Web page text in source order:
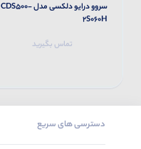
سروو درایو دلکسی مدل CDS500-
2S060H
تماس بگیرید
دسترسی های سریع